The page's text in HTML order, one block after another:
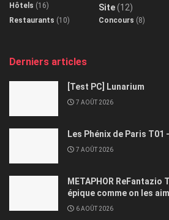
Hôtels (16)
Restaurants (10)
Site(12)
Concours (8)
Derniers articles
[Test PC] Lunarium
7 AOÛT 2026
Les Phénix de Paris T01
7 AOÛT 2026
METAPHOR ReFantazio
épique comme on les
6 AOÛT 2026